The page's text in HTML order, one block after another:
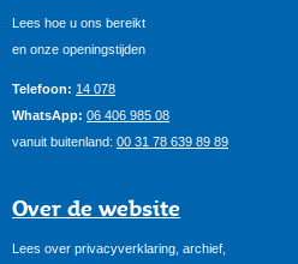
Lees hoe u ons bereikt
en onze openingstijden
Telefoon: 14 078
WhatsApp: 06 406 985 08
vanuit buitenland: 00 31 78 639 89 89
Over de website
Lees over privacyverklaring, archief,